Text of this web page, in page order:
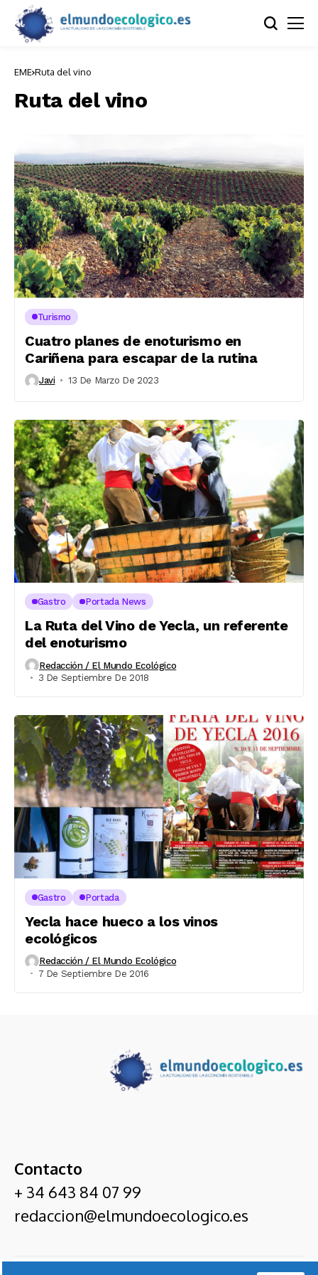
EME Ruta del vino
Ruta del vino
Turismo
Cuatro planes de enoturismo en
Cariñena para escapar de la rutina
Javi 13 De Marzo De 2023
Gastro Portada News
La Ruta del Vino de Yecla, un referente
del enoturismo
Redacción / El Mundo Ecológico
3 De Septiembre De 2018
Gastro Portada
Yecla hace hueco a los vinos
ecológicos
Redacción / El Mundo Ecológico
7 De Septiembre De 2016
Contacto
+ 34 643 84 07 99
redaccion@elmundoecologico.es